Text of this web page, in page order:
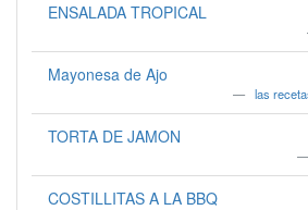
ENSALADA TROPICAL
Mayonesa de Ajo
las
TORTA DE JAMON
COSTILLITAS A LA BBQ